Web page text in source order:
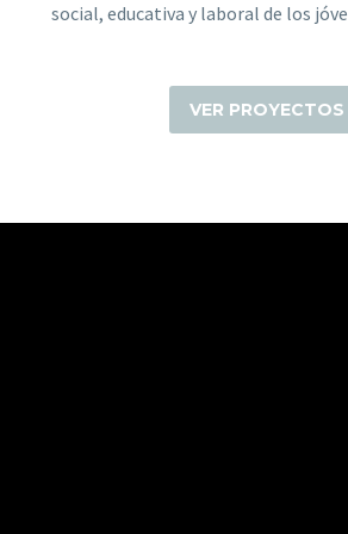
social, educativa y laboral de los
VER PROYECTOS